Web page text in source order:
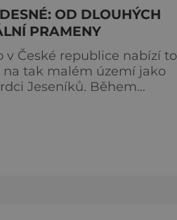
OD DLOUHÝCH
PRAMENY
v České republice nabízí
tak malém území jako
Jeseníků. Během
elektráren v Evropě,